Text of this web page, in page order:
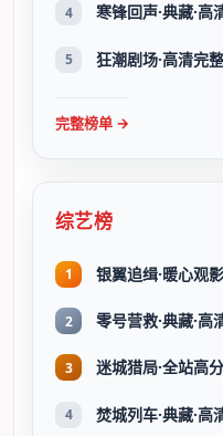
4
5 狂潮剧场·高清完
完整榜单 →
综艺榜
1 银翼追缉·暖心观
2
3 迷城猎局·全站高
4